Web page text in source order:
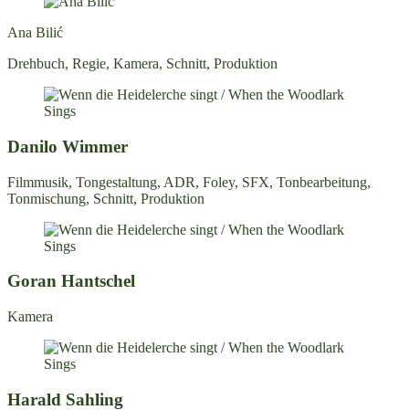
Ana Bilić​
Drehbuch, Regie, Kamera, Schnitt, Produktion
Danilo Wimmer
Filmmusik, Tongestaltung, ADR, Foley, SFX, Tonbearbeitung,
Tonmischung, Schnitt, Produktion
Goran Hantschel
Kamera
Harald Sahling